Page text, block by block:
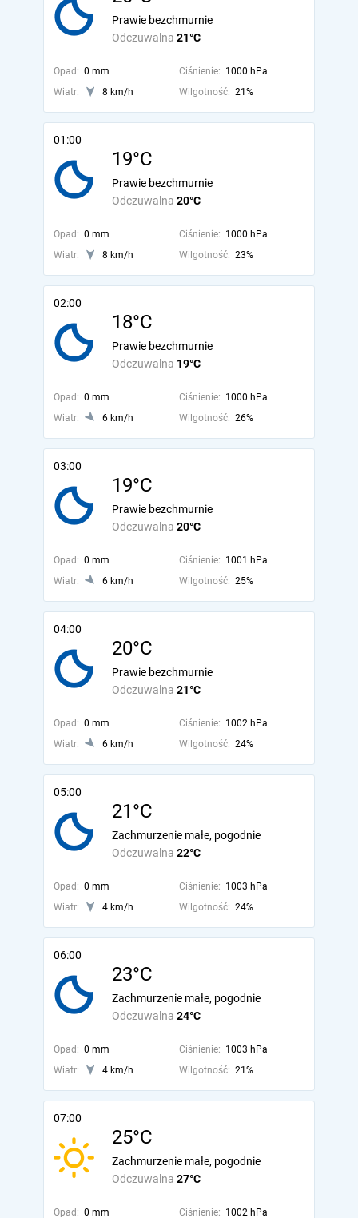
Odczuwalna 21°C
Prawie bezchmurnie
Opad: 0 mm Ciśnienie: 1000 hPa
Wiatr:
8 km/h Wilgotność: 21%
01:00
19°C
Odczuwalna 20°C
Prawie bezchmurnie
Opad: 0 mm Ciśnienie: 1000 hPa
Wiatr:
8 km/h Wilgotność: 23%
02:00
18°C
Odczuwalna 19°C
Prawie bezchmurnie
Opad: 0 mm Ciśnienie: 1000 hPa
Wiatr:
6 km/h Wilgotność: 26%
03:00
19°C
Odczuwalna 20°C
Prawie bezchmurnie
Opad: 0 mm Ciśnienie: 1001 hPa
Wiatr:
6 km/h Wilgotność: 25%
04:00
20°C
Odczuwalna 21°C
Prawie bezchmurnie
Opad: 0 mm Ciśnienie: 1002 hPa
Wiatr:
6 km/h Wilgotność: 24%
05:00
21°C
Odczuwalna 22°C
Zachmurzenie małe, pogodnie
Opad: 0 mm Ciśnienie: 1003 hPa
Wiatr:
4 km/h Wilgotność: 24%
06:00
23°C
Odczuwalna 24°C
Zachmurzenie małe, pogodnie
Opad: 0 mm Ciśnienie: 1003 hPa
Wiatr:
4 km/h Wilgotność: 21%
07:00
25°C
Odczuwalna 27°C
Zachmurzenie małe, pogodnie
Opad: 0 mm Ciśnienie: 1002 hPa